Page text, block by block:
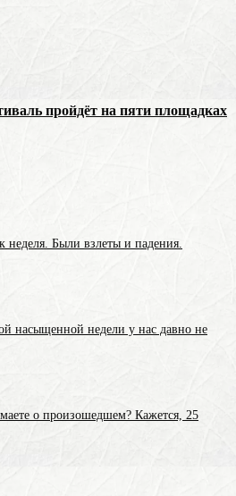
пройдёт на пяти площадках
Были взлеты и падения.
насыщенной недели у нас давно не
о произошедшем? Кажется, 25